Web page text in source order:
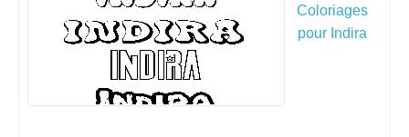
Coloriages
pour Indira